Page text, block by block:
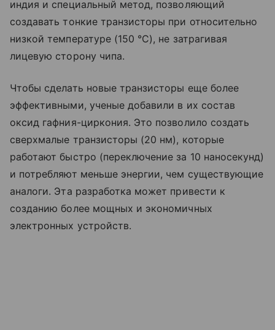
индия и специальный метод, позволяющий
создавать тонкие транзисторы при относительно
низкой температуре (150 °C), не затрагивая
лицевую сторону чипа.
Чтобы сделать новые транзисторы еще более
эффективными, ученые добавили в их состав
оксид гафния-циркония. Это позволило создать
сверхмалые транзисторы (20 нм), которые
работают быстро (переключение за 10 наносекунд)
и потребляют меньше энергии, чем существующие
аналоги. Эта разработка может привести к
созданию более мощных и экономичных
электронных устройств.